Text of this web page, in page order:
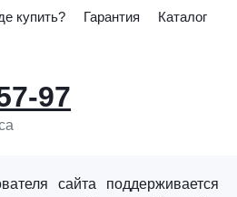
купить? Гарантия Каталог
97
сайта поддерживается